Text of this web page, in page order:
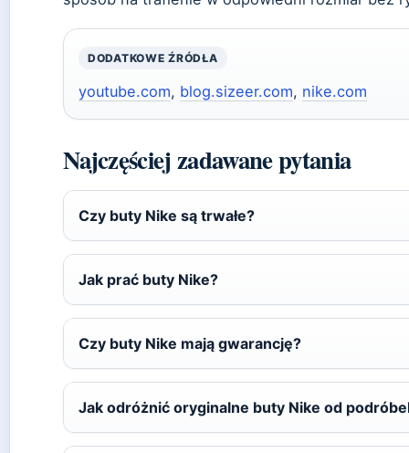
DODATKOWE ŹRÓDŁA
youtube.com, blog.sizeer.com, nike.com
Najczęściej zadawane pytania
Czy buty Nike są trwałe?
Jak prać buty Nike?
Czy buty Nike mają gwarancję?
Jak odróżnić oryginalne buty Nike od